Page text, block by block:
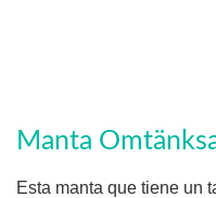
Manta
Esta manta que tiene un